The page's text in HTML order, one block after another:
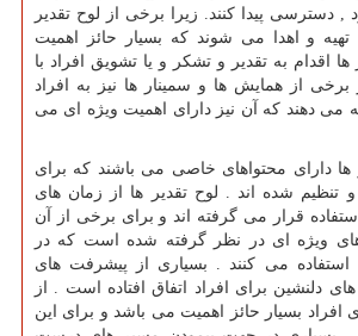
دسترسی پیدا کنند. زیرا برخی از لوح تقدیر
و اهدا می شوند که بسیار حائز اهمیت
اقدام به تقدیر و تشکر و یا تشویق افراد با
از همایش ها و سمینار ها نیز به افراد
می دهند که آن نیز دارای اهمیت ویژه ای می
ها دارای محتواهای خاصی می باشند که برای
شده اند . لوح تقدیر ها از زمان های
قرار می گرفته اند و برای برخی از آن
ویژه ای در نظر گرفته شده است که در
استفاده می کنند . بسیاری از پیشرفت های
دلنشین برای افراد اتفاق افتاده است . از
افراد بسیار حائز اهمیت می باشد و برای این